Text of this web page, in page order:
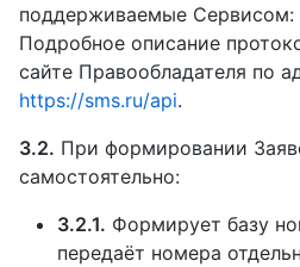
поддерживаемые Сервисом:
Подробное описание
сайте Правообладателя по
https://sms.ru/api.
3.2. При формировании
самостоятельно:
3.2.1. Формирует базу
передаёт номера